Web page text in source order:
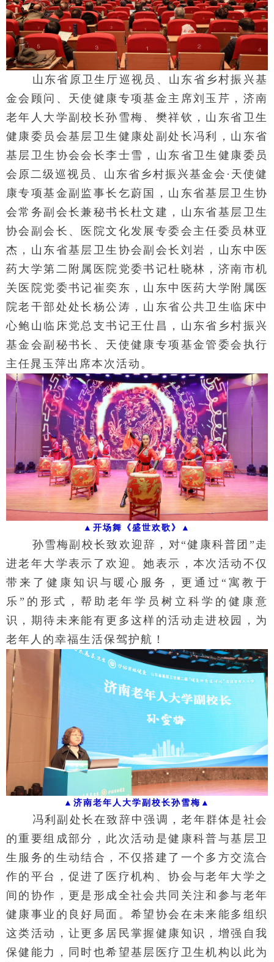
山东省原卫生厅巡视员、山东省乡村振兴基
金会顾问、天使健康专项基金主席刘玉芹，济南
老年人大学副校长孙雪梅、樊祥钦，山东省卫生
健康委员会基层卫生健康处副处长冯利，山东省
基层卫生协会会长李士雪，山东省卫生健康委员
会原二级巡视员、山东省乡村振兴基金会·天使健
康专项基金副监事长乞蔚国，山东省基层卫生协
会常务副会长兼秘书长杜文建，山东省基层卫生
协会副会长、医院文化发展专委会主任委员林亚
杰，山东省基层卫生协会副会长刘岩，山东中医
药大学第二附属医院党委书记杜晓林，济南市机
关医院党委书记崔奕东，山东中医药大学附属医
院老干部处处长杨公涛，山东省公共卫生临床中
心鲍山临床党总支书记王仕昌，山东省乡村振兴
基金会副秘书长、天使健康专项基金管委会执行
主任晁玉萍出席本次活动。
▲开场舞《盛世欢歌》▲
孙雪梅副校长致欢迎辞，对“健康科普团”走
进老年大学表示了欢迎。她表示，本次活动不仅
带来了健康知识与暖心服务，更通过“寓教于
乐”的形式，帮助老年学员树立科学的健康意
识，期待未来能有更多这样的活动走进校园，为
老年人的幸福生活保驾护航！
▲ 济南老年人大学副校长孙雪梅 ▲
冯利副处长在致辞中强调，老年群体是社会
的重要组成部分，此次活动是健康科普与基层卫
生服务的生动结合，不仅搭建了一个多方交流合
作的平台，促进了医疗机构、协会与老年大学之
间的协作，更是形成全社会共同关注和参与老年
健康事业的良好局面。希望协会在未来能多组织
这类活动，让更多居民掌握健康知识，增强自我
保健能力，同时也希望基层医疗卫生机构以此为